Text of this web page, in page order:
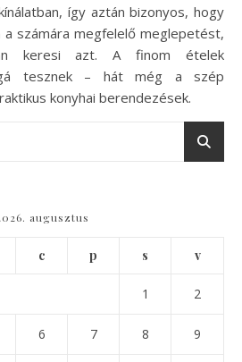
így aztán bizonyos, hogy
a számára megfelelő meglepetést,
keresi azt. A finom ételek
tesznek – hát még a szép
konyhai berendezések.
augusztus
c p s v
1 2
6 7 8 9